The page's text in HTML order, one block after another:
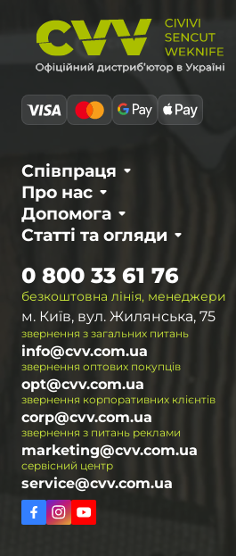
Про нас
Співпраця
Статті та огляди
Допомога
безкоштовна лінія, менеджери
0 800 33 61 76
м. Київ, вул. Жилянська, 75
звернення з загальних питань
info@cvv.com.ua
звернення оптових покупців
opt@cvv.com.ua
звернення корпоративних клієнтів
corp@cvv.com.ua
звернення з питань реклами
marketing@cvv.com.ua
сервісний центр
service@cvv.com.ua